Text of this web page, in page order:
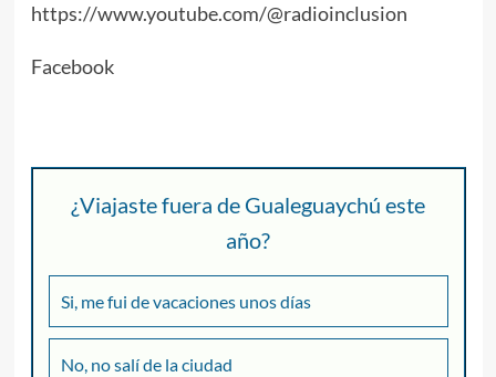
https://www.youtube.com/@radioinclusion
Facebook
¿Viajaste fuera de Gualeguaychú este
año?
Si, me fui de vacaciones unos días
No, no salí de la ciudad